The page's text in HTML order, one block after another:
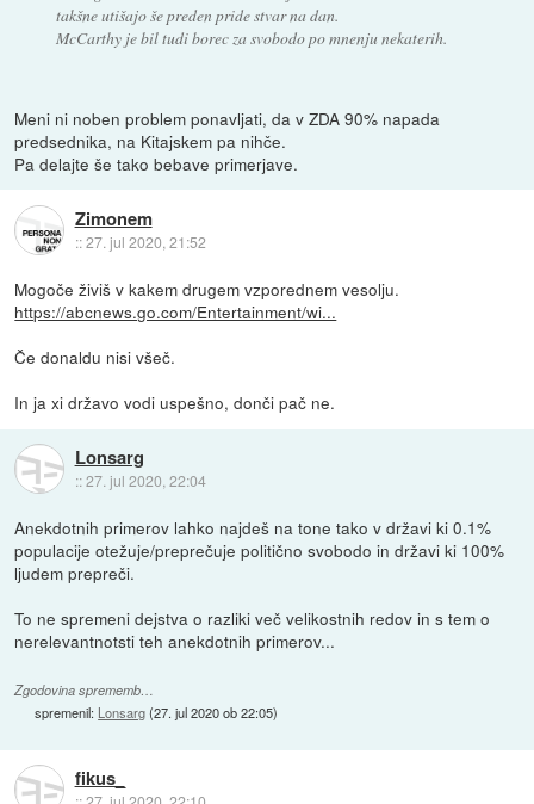
takšne utišajo še preden pride stvar na dan.
McCarthy je bil tudi borec za svobodo po mnenju nekaterih.
Meni ni noben problem ponavljati, da v ZDA 90% napada
predsednika, na Kitajskem pa nihče.
Pa delajte še tako bebave primerjave.
Zimonem
::27. jul 2020, 21:52
Mogoče živiš v kakem drugem vzporednem vesolju.
https://abcnews.go.com/Entertainment/wi...
Če donaldu nisi všeč.
In ja xi državo vodi uspešno, donči pač ne.
Lonsarg
::27. jul 2020, 22:04
Anekdotnih primerov lahko najdeš na tone tako v državi ki 0.1%
populacije otežuje/preprečuje politično svobodo in državi ki 100%
ljudem prepreči.
To ne spremeni dejstva o razliki več velikostnih redov in s tem o
nerelevantnotsti teh anekdotnih primerov...
Zgodovina sprememb…
spremenil: Lonsarg(27. jul 2020 ob 22:05)
fikus_